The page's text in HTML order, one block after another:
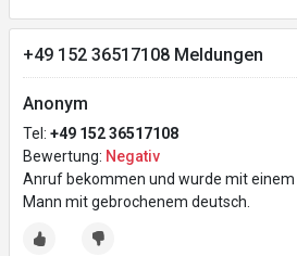
+49 152 36517108 Meldungen
Anonym
Tel: +49 152 36517108
Bewertung: Negativ
Anruf bekommen und wurde mit einem
Mann mit gebrochenem deutsch.